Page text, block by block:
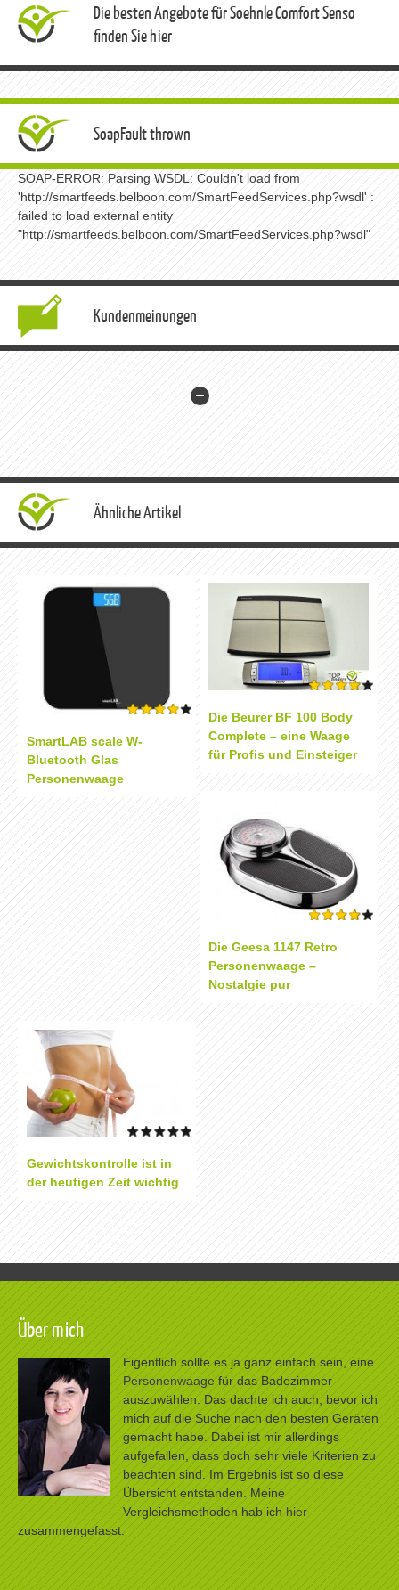
Die besten Angebote für Soehnle Comfort Senso
finden Sie hier
SoapFault thrown
SOAP-ERROR: Parsing WSDL: Couldn't load from
'http://smartfeeds.belboon.com/SmartFeedServices.php?wsdl' :
failed to load external entity
"http://smartfeeds.belboon.com/SmartFeedServices.php?wsdl"
Kundenmeinungen
Ähnliche Artikel
SmartLAB scale W-
Bluetooth Glas
Personenwaage
Die Beurer BF 100 Body
Complete – eine Waage
für Profis und Einsteiger
Die Geesa 1147 Retro
Personenwaage –
Nostalgie pur
Gewichtskontrolle ist in
der heutigen Zeit wichtig
Über mich
Eigentlich sollte es ja ganz einfach sein, eine
Personenwaage für das Badezimmer
auszuwählen. Das dachte ich auch, bevor ich
mich auf die Suche nach den besten Geräten
gemacht habe. Dabei ist mir allerdings
aufgefallen, dass doch sehr viele Kriterien zu
beachten sind. Im Ergebnis ist so diese
Übersicht entstanden. Meine
Vergleichsmethoden hab ich hier
zusammengefasst.